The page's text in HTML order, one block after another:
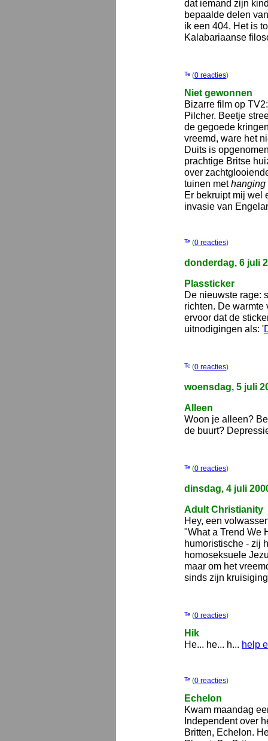
dat iemand zijn
bepaalde delen
ik een 404. Het is
Kalabariaanse
(0 reacties)
Niet gewonnen
Bizarre film op
Pilcher. Beetje
de gegoede
vreemd, ware het
Duits is
prachtige Britse
over
tuinen methanging
Er bekruipt mij wel
invasie van
(0 reacties)
donderdag, 6 juli
Plassticker
De nieuwste rage:
richten. De warmte
ervoor dat de
uitnodigingen als: '
(0 reacties)
woensdag, 5 juli
Alleen
Woon je alleen?
de buurt?
(0 reacties)
dinsdag, 4 juli
Adult Christianity
Hey, een
"What a Trend We
humoristische - zij
homoseksuele
maar om het
sinds zijn
(0 reacties)
Hik
He... he... h... help
(0 reacties)
Echelon
Kwam maandag
Independent over
Britten, Echelon.